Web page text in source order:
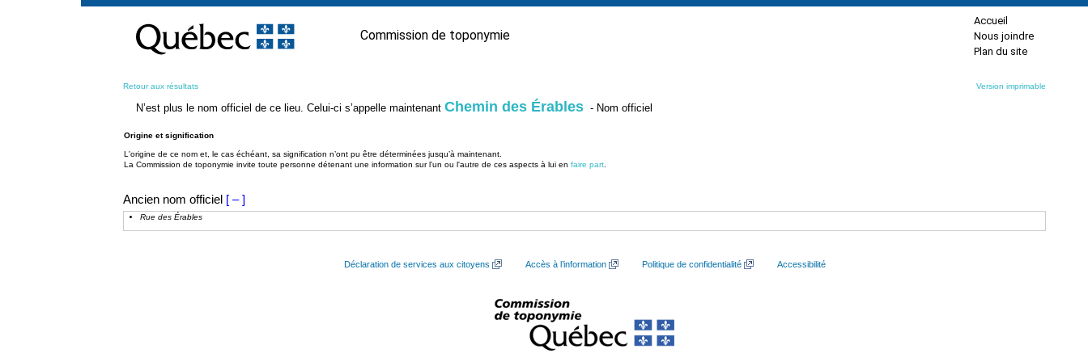
contenu
Commission de toponymie
Accueil
Nous joindre
Plan du site
Retour aux résultats Version imprimable
N’est plus le nom officiel de ce lieu. Celui-ci s’appelle maintenant Chemin des Érables - Nom officiel
Origine et signification
L'origine de ce nom et, le cas échéant, sa signification n’ont pu être déterminées jusqu’à maintenant.
La Commission de toponymie invite toute personne détenant une information sur l'un ou l'autre de ces aspects à lui en faire part
Ancien nom officiel [ – ]
Rue des Érables
Déclaration de services aux citoyens Accès à l’information Politique de confidentialité Accessibilité